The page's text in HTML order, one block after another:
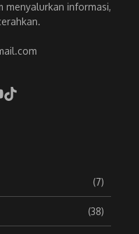
menyalurkan informasi,
(7)
(38)